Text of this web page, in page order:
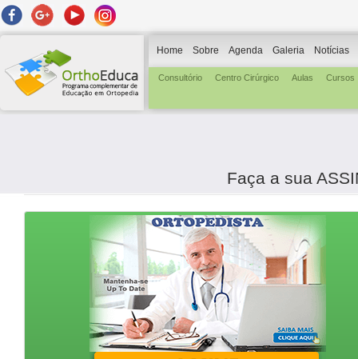
Home Sobre Agenda Galeria Notícias
Consultório Centro Cirúrgico Aulas Cursos
Faça a sua